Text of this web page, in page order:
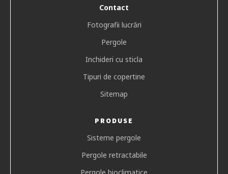
Contact
Fotografii lucrări
Pergole
Inchideri cu sticla
Tipuri de copertine
Sitemap
PRODUSE
Sisteme pergole
Pergole retractabile